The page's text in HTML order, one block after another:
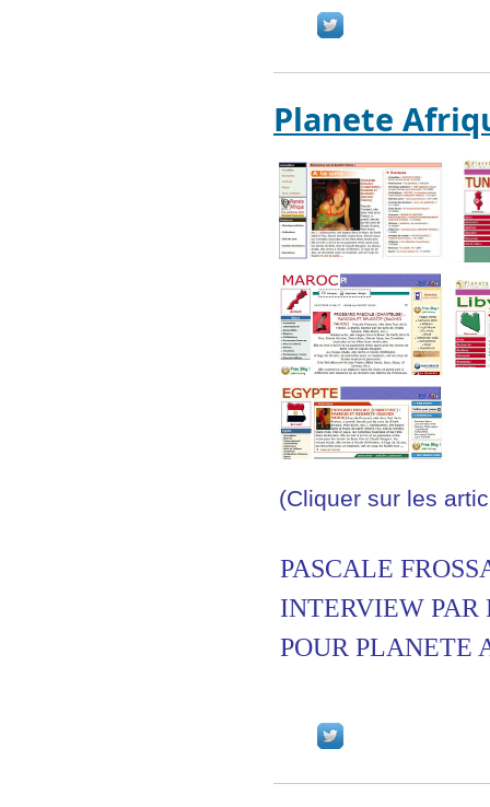
Planete
(Cliquer sur les
PASCALE
INTERVIEW PAR
POUR PLANETE